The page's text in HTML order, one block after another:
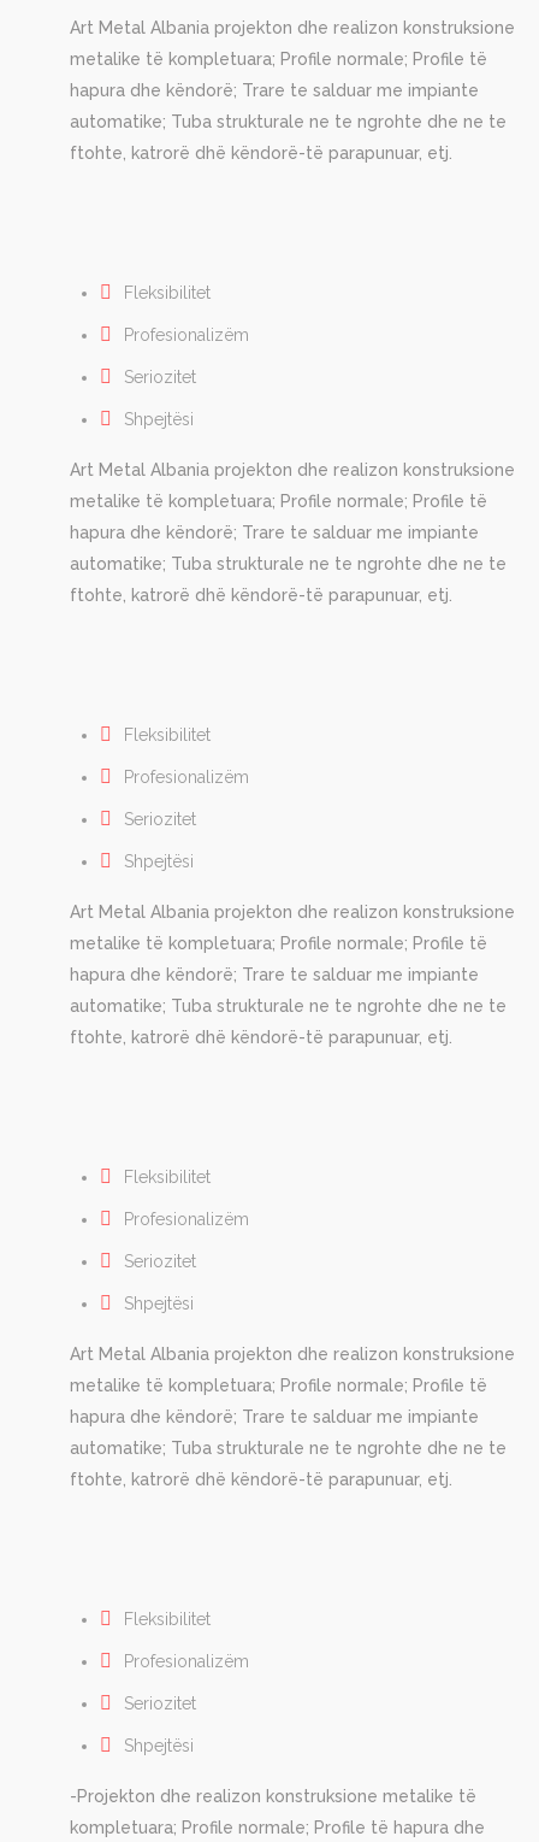
Art Metal Albania projekton dhe realizon konstruksione
metalike të kompletuara; Profile normale; Profile të
hapura dhe këndorë; Trare te salduar me impiante
automatike; Tuba strukturale ne te ngrohte dhe ne te
ftohte, katrorë dhë këndorë-të parapunuar, etj.
Fleksibilitet
Profesionalizëm
Seriozitet
Shpejtësi
Art Metal Albania projekton dhe realizon konstruksione
metalike të kompletuara; Profile normale; Profile të
hapura dhe këndorë; Trare te salduar me impiante
automatike; Tuba strukturale ne te ngrohte dhe ne te
ftohte, katrorë dhë këndorë-të parapunuar, etj.
Fleksibilitet
Profesionalizëm
Seriozitet
Shpejtësi
Art Metal Albania projekton dhe realizon konstruksione
metalike të kompletuara; Profile normale; Profile të
hapura dhe këndorë; Trare te salduar me impiante
automatike; Tuba strukturale ne te ngrohte dhe ne te
ftohte, katrorë dhë këndorë-të parapunuar, etj.
Fleksibilitet
Profesionalizëm
Seriozitet
Shpejtësi
Art Metal Albania projekton dhe realizon konstruksione
metalike të kompletuara; Profile normale; Profile të
hapura dhe këndorë; Trare te salduar me impiante
automatike; Tuba strukturale ne te ngrohte dhe ne te
ftohte, katrorë dhë këndorë-të parapunuar, etj.
Fleksibilitet
Profesionalizëm
Seriozitet
Shpejtësi
-Projekton dhe realizon konstruksione metalike të
kompletuara; Profile normale; Profile të hapura dhe